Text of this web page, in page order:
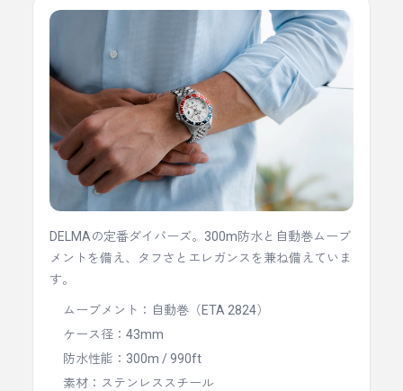
DELMAの定番ダイバーズ。300m防水と自動巻ムーブ
メントを備え、タフさとエレガンスを兼ね備えていま
す。
ムーブメント：自動巻（ETA 2824）
ケース径：43mm
防水性能：300m / 990ft
素材：ステンレススチール